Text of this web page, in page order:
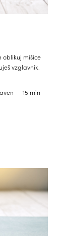
oblikuj mišice
vzglavnik.
15 min